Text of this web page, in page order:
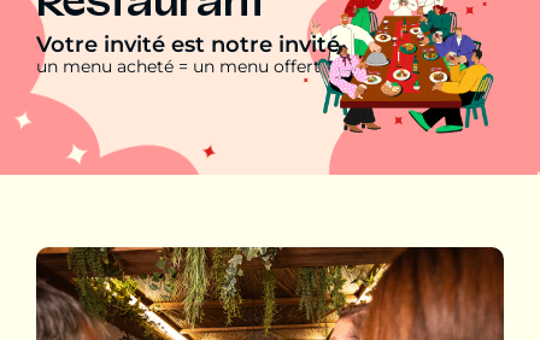
Votre invité est notre invité
un menu acheté = un menu offert